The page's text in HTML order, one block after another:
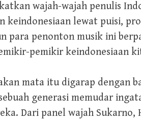
wajah-wajah penulis
keindonesiaan lewat puisi,
para penonton musik ini
pemikir keindonesiaan
mata itu digarap dengan
generasi memudar
Dari panel wajah